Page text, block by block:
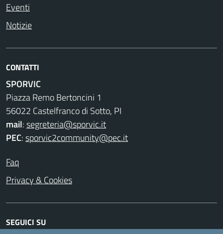
Eventi
Notizie
CONTATTI
SPORVIC
Piazza Remo Bertoncini 1
56022 Castelfranco di Sotto, PI
mail:segreteria@sporvic.it
PEC:sporvic2community@pec.it
Faq
Privacy & Cookies
SEGUICI SU